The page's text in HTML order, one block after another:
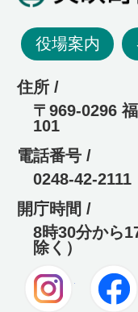
役場案内
住所 /
〒969-0296
101
電話番号 /
0248-42-2111
開庁時間 /
8時30分から
除く）
Instagram